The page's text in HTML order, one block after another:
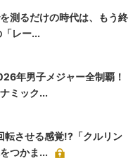
測るだけの時代は、もう終
レー...
年男子メジャー全制覇！
ミック...
転させる感覚!?「クルリン
つかま...